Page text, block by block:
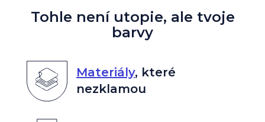
Tohle není utopie, ale tvoje
barvy
Materiály, které
nezklamou